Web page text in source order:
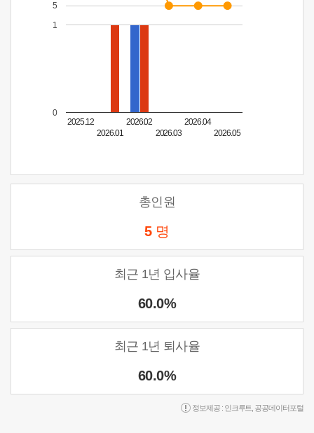
2025.12
2026.01
2026.02
2026.03
2026.04
2026.05
0
1
5
총인원
5 명
최근 1년 입사율
60.0%
최근 1년 퇴사율
60.0%
정보제공 : 인크루트 공공데이터포털